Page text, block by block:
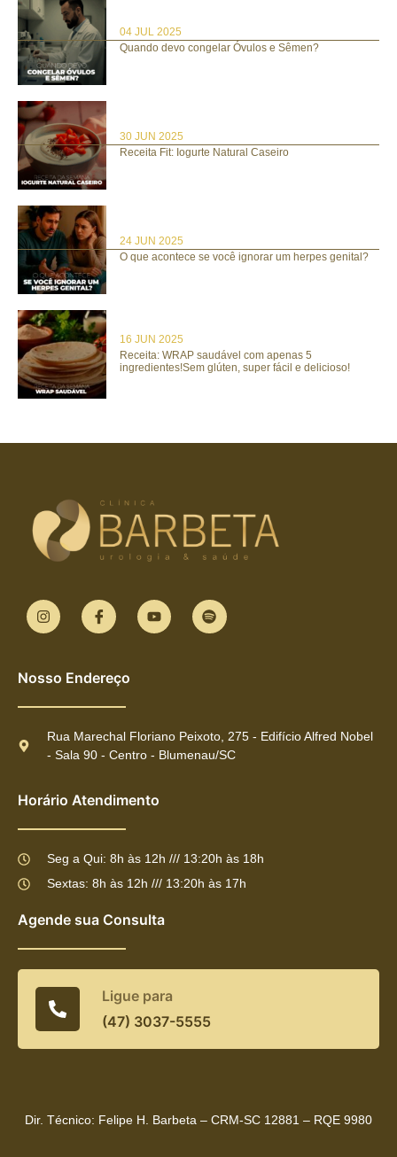
04 JUL 2025
Quando devo congelar Óvulos e Sêmen?
30 JUN 2025
Receita Fit: Iogurte Natural Caseiro
24 JUN 2025
O que acontece se você ignorar um herpes genital?
16 JUN 2025
Receita: WRAP saudável com apenas 5
ingredientes!Sem glúten, super fácil e delicioso!
Nosso Endereço
Rua Marechal Floriano Peixoto, 275 - Edifício Alfred Nobel
- Sala 90 - Centro - Blumenau/SC
Horário Atendimento
Seg a Qui: 8h às 12h /// 13:20h às 18h
Sextas: 8h às 12h /// 13:20h às 17h
Agende sua Consulta
Ligue para
(47) 3037-5555
Dir. Técnico: Felipe H. Barbeta – CRM-SC 12881 – RQE 9980